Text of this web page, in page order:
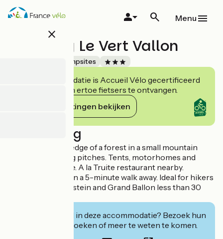
Overslaan
en
close
Menu
Camping Le Vert Vallon
Campsites
Deze accommodatie is Accueil Vélo gecertificeerd
en verbindt zich ertoe fietsers te ontvangen.
Haar verplichtingen bekijken
Beschrijving
Campsite on the edge of a forest in a small mountain
village. 34 camping pitches. Tents, motorhomes and
caravans welcome. A la Truite restaurant nearby.
Vivarium du Moulin a 5-minute walk away. Ideal for hikers
and cyclists. Markstein and Grand Ballon less than 30
Geïnteresseerd in deze accommodatie? Bezoek hun
website om te boeken of meer te weten te komen.